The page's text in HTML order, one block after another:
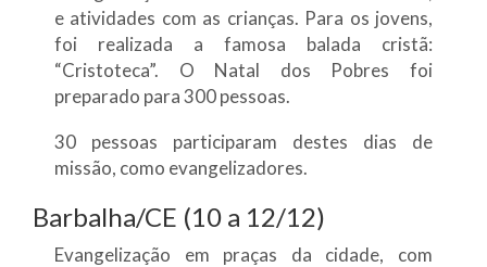
e atividades com as crianças. Para os jovens,
foi realizada a famosa balada cristã:
“Cristoteca”. O Natal dos Pobres foi
preparado para 300 pessoas.
30 pessoas participaram destes dias de
missão, como evangelizadores.
Barbalha/CE (10 a 12/12)
Evangelização em praças da cidade, com